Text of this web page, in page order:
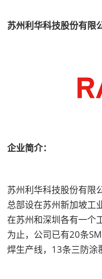
苏州利华科技股份有限
企业简介：
苏州利华科技股份有限
总部设在苏州新加坡工
在苏州和深圳各有一个
为止，公司已有20条
焊生产线，13条三防涂